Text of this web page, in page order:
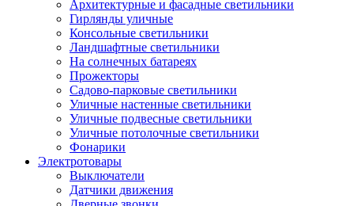
Архитектурные и фасадные светильники
Гирлянды уличные
Консольные светильники
Ландшафтные светильники
На солнечных батареях
Прожекторы
Садово-парковые светильники
Уличные настенные светильники
Уличные подвесные светильники
Уличные потолочные светильники
Фонарики
Электротовары
Выключатели
Датчики движения